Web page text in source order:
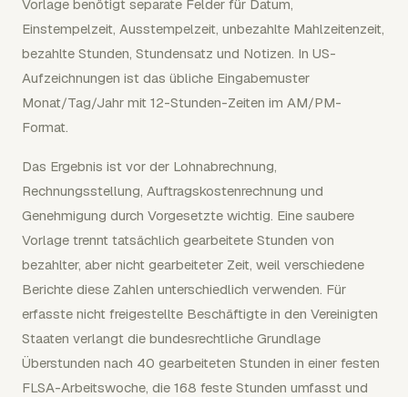
Vorlage benötigt separate Felder für Datum,
Einstempelzeit, Ausstempelzeit, unbezahlte Mahlzeitenzeit,
bezahlte Stunden, Stundensatz und Notizen. In US-
Aufzeichnungen ist das übliche Eingabemuster
Monat/Tag/Jahr mit 12-Stunden-Zeiten im AM/PM-
Format.
Das Ergebnis ist vor der Lohnabrechnung,
Rechnungsstellung, Auftragskostenrechnung und
Genehmigung durch Vorgesetzte wichtig. Eine saubere
Vorlage trennt tatsächlich gearbeitete Stunden von
bezahlter, aber nicht gearbeiteter Zeit, weil verschiedene
Berichte diese Zahlen unterschiedlich verwenden. Für
erfasste nicht freigestellte Beschäftigte in den Vereinigten
Staaten verlangt die bundesrechtliche Grundlage
Überstunden nach 40 gearbeiteten Stunden in einer festen
FLSA-Arbeitswoche, die 168 feste Stunden umfasst und